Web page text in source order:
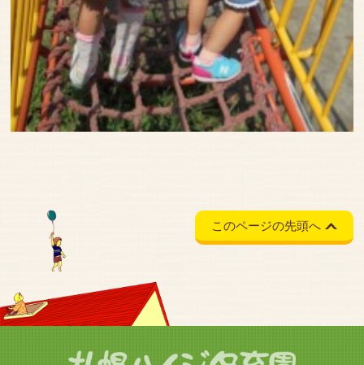
このページの先頭へ